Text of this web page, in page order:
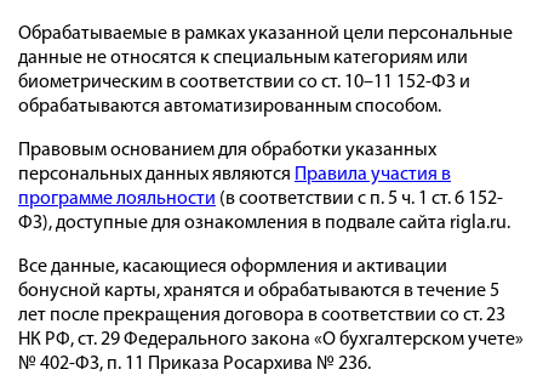
Обрабатываемые в рамках указанной цели персональные
данные не относятся к специальным категориям или
биометрическим в соответствии со ст. 10–11 152-ФЗ и
обрабатываются автоматизированным способом.
Правовым основанием для обработки указанных
персональных данных являются Правила участия в
программе лояльности (в соответствии с п. 5 ч. 1 ст. 6 152-
ФЗ), доступные для ознакомления в подвале сайта rigla.ru.
Все данные, касающиеся оформления и активации
бонусной карты, хранятся и обрабатываются в течение 5
лет после прекращения договора в соответствии со ст. 23
НК РФ, ст. 29 Федерального закона «О бухгалтерском учете»
№ 402-ФЗ, п. 11 Приказа Росархива № 236.